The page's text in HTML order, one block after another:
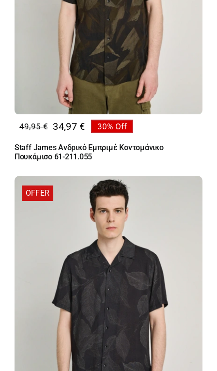
49,95€
Original
price
was:
34,97 €
Η
τρέχουσα
τιμή
34,97 €.
30% Off
Staff James Ανδρικό Εμπριμέ Κοντομάνικο
Πουκάμισο 61-211.055
OFFER